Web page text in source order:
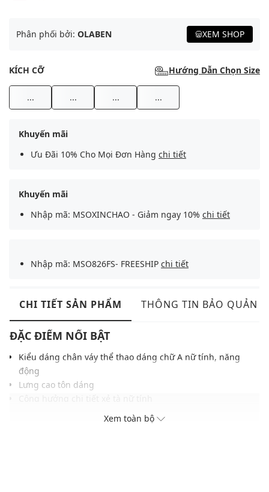
Phân phối bởi: OLABEN XEM SHOP
KÍCH CỠ Hướng Dẫn Chọn Size
... ... ... ...
Khuyến mãi
Ưu Đãi 10% Cho Mọi Đơn Hàng chi tiết
Khuyến mãi
Nhập mã: MSOXINCHAO - Giảm ngay 10% chi tiết
Nhập mã: MSO826FS- FREESHIP chi tiết
CHI TIẾT SẢN PHẨM THÔNG TIN BẢO QUẢN
ĐẶC ĐIỂM NỔI BẬT
Kiểu dáng chân váy thể thao dáng chữ A nữ tính, năng
động
Lưng cao tôn dáng
Chất vải mềm mại, đường chỉ may tỉ mỉ
Màu sắc dễ phối với nhiều trang phục, phụ kiện
Xem toàn bộ